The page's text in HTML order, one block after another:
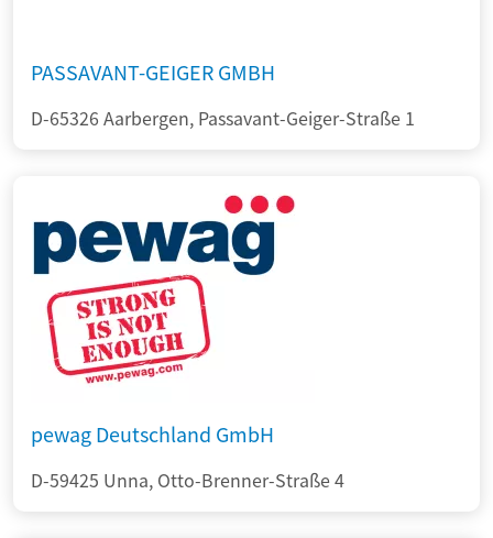
PASSAVANT-GEIGER GMBH
D-65326 Aarbergen, Passavant-Geiger-Straße 1
pewag Deutschland GmbH
D-59425 Unna, Otto-Brenner-Straße 4